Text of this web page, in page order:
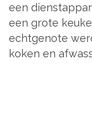
een
een grote
echtgenote
koken en